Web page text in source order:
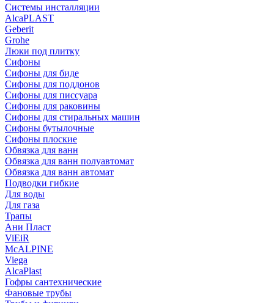
Системы инсталляции
AlcaPLAST
Geberit
Grohe
Люки под плитку
Сифоны
Сифoны для биде
Сифoны для поддонов
Сифoны для писсуара
Сифоны для раковины
Сифоны для стиральных машин
Сифоны бутылочные
Сифоны плоские
Обвязка для ванн
Обвязка для ванн полуавтомат
Обвязка для ванн автомат
Подводки гибкие
Для воды
Для газа
Трапы
Ани Пласт
ViEiR
McALPINE
Viega
AlcaPlast
Гофры сантехнические
Фановые трубы